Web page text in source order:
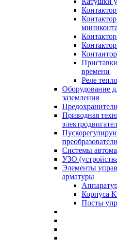
времени
Реле
Оборудование
заземления
Приводная
Системы
УЗО
Элементы
арматуры
Корпуса
Посты